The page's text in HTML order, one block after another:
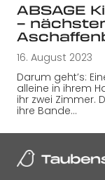
ABSAGE
–
16. August 2023
Darum geht’s:
alleine in ihrem
ihr zwei Zimmer.
ihre Bande…